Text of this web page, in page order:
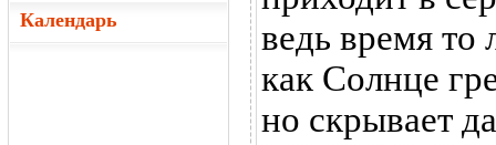
Календарь
ведь время то
как Солнце
но скрывает